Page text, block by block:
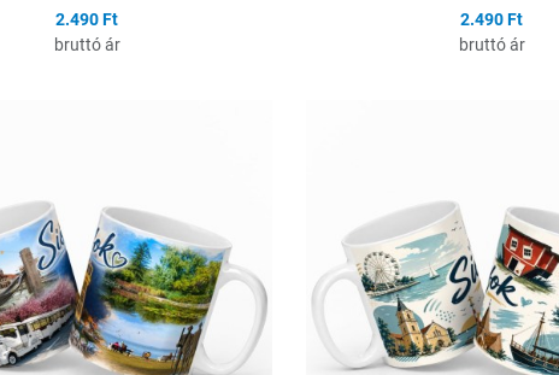
2.490 Ft
bruttó ár
2.490 Ft
bruttó ár
Gyors nézet